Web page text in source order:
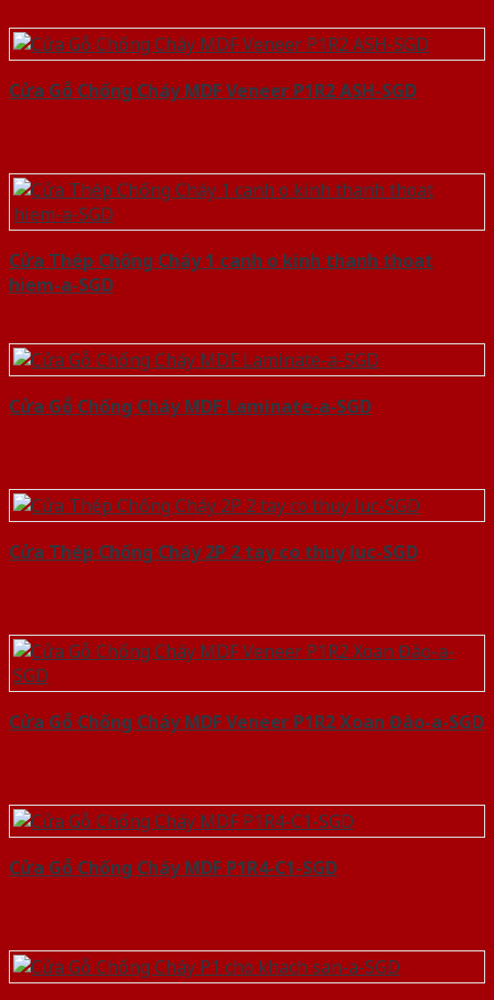
Cửa Gỗ Chống Cháy MDF Veneer P1R2 ASH-SGD
Cửa Thép Chống Cháy 1 canh o kinh thanh thoat
hiem-a-SGD
Cửa Gỗ Chống Cháy MDF Laminate-a-SGD
Cửa Thép Chống Cháy 2P 2 tay co thuy luc-SGD
Cửa Gỗ Chống Cháy MDF Veneer P1R2 Xoan Đào-a-SGD
Cửa Gỗ Chống Cháy MDF P1R4-C1-SGD